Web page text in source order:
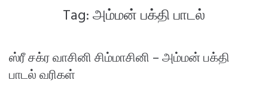
Tag:அம்மன் பக்தி பாடல்
ஸ்ரீ சக்ர வாசினி சிம்மாசினி – அம்மன் பக்தி
பாடல் வரிகள்